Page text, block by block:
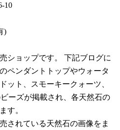
10
)
ショップです。 下記ブログに
ペンダントトップやウォータ
ット、スモーキークォーツ、
ーズが掲載され、各天然石の
す。
されている天然石の画像をま